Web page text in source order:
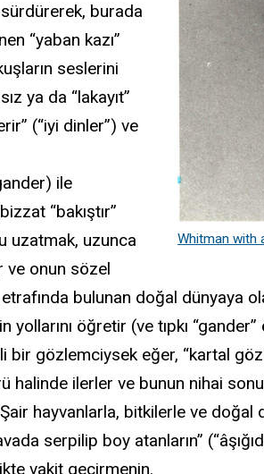
Whitman with
burada
“yaban kazı”
seslerini
ya da “lakayıt”
(“iyi dinler”) ve
ile
“bakıştır”
uzatmak, uzunca
ve onun sözel
bulunan doğal dünyaya
öğretir (ve tıpkı
gözlemciysek eğer, “kartal
halinde ilerler ve bunun nihai
hayvanlarla, bitkilerle ve doğal
serpilip boy atanların”
vakit geçirmenin.